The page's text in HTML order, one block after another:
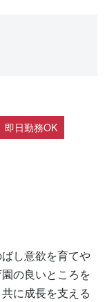
即日勤務OK
し意欲を育てや
の良いところを
に成長を支える